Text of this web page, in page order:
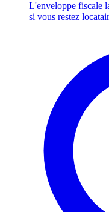
L'enveloppe fiscale
si vous restez